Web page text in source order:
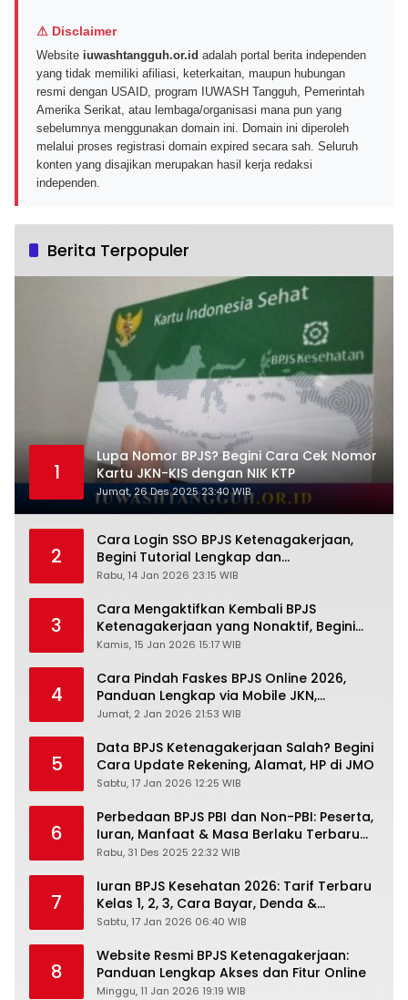
⚠ Disclaimer
Website iuwashtangguh.or.id adalah portal berita independen
yang tidak memiliki afiliasi, keterkaitan, maupun hubungan
resmi dengan USAID, program IUWASH Tangguh, Pemerintah
Amerika Serikat, atau lembaga/organisasi mana pun yang
sebelumnya menggunakan domain ini. Domain ini diperoleh
melalui proses registrasi domain expired secara sah. Seluruh
konten yang disajikan merupakan hasil kerja redaksi
independen.
Berita Terpopuler
1
Lupa Nomor BPJS? Begini Cara Cek Nomor
Kartu JKN-KIS dengan NIK KTP
Jumat, 26 Des 2025 23:40 WIB
2
Cara Login SSO BPJS Ketenagakerjaan,
Begini Tutorial Lengkap dan
Pengertiannya
Rabu, 14 Jan 2026 23:15 WIB
3
Cara Mengaktifkan Kembali BPJS
Ketenagakerjaan yang Nonaktif, Begini
Panduan Lengkapnya
Kamis, 15 Jan 2026 15:17 WIB
4
Cara Pindah Faskes BPJS Online 2026,
Panduan Lengkap via Mobile JKN,
PANDAWA & Offiline Kantor Cabang
Jumat, 2 Jan 2026 21:53 WIB
5
Data BPJS Ketenagakerjaan Salah? Begini
Cara Update Rekening, Alamat, HP di JMO
Sabtu, 17 Jan 2026 12:25 WIB
6
Perbedaan BPJS PBI dan Non-PBI: Peserta,
Iuran, Manfaat & Masa Berlaku Terbaru
2026
Rabu, 31 Des 2025 22:32 WIB
7
Iuran BPJS Kesehatan 2026: Tarif Terbaru
Kelas 1, 2, 3, Cara Bayar, Denda &
Panduan Lengkap Peserta JKN-KIS
Sabtu, 17 Jan 2026 06:40 WIB
8
Website Resmi BPJS Ketenagakerjaan:
Panduan Lengkap Akses dan Fitur Online
Minggu, 11 Jan 2026 19:19 WIB